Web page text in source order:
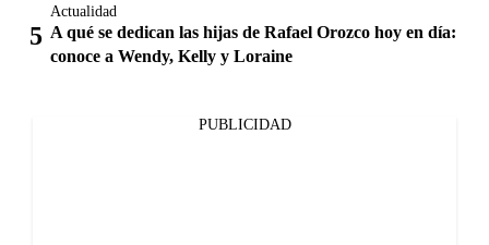
Actualidad
A qué se dedican las hijas de Rafael Orozco hoy en día:
conoce a Wendy, Kelly y Loraine
PUBLICIDAD